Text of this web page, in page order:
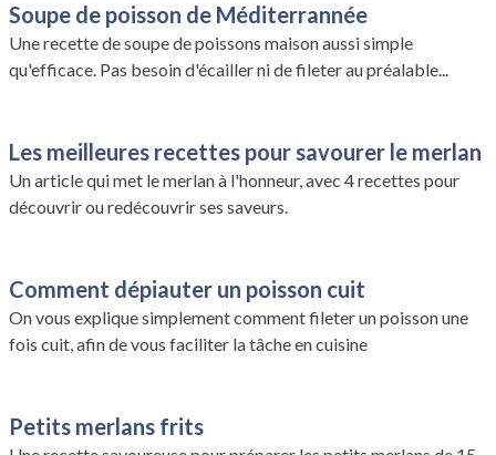
Soupe de poisson de Méditerrannée
Une recette de soupe de poissons maison aussi simple
qu'efficace. Pas besoin d'écailler ni de fileter au préalable...
Les meilleures recettes pour savourer le merlan
Un article qui met le merlan à l'honneur, avec 4 recettes pour
découvrir ou redécouvrir ses saveurs.
Comment dépiauter un poisson cuit
On vous explique simplement comment fileter un poisson une
fois cuit, afin de vous faciliter la tâche en cuisine
Petits merlans frits